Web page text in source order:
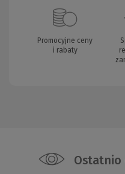
Promocyjne ceny
i rabaty